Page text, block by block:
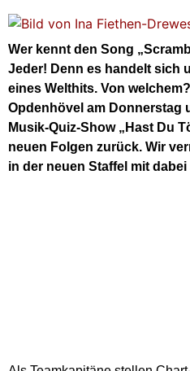
Wer kennt den Song
Jeder! Denn es handelt sich
eines Welthits. Von
Opdenhövel am Donnerstag
Musik-Quiz-Show „Hast Du
neuen Folgen zurück. Wir
in der neuen Staffel mit